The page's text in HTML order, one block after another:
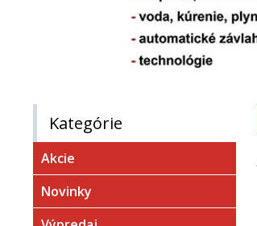
Kategórie
Akcie
Novinky